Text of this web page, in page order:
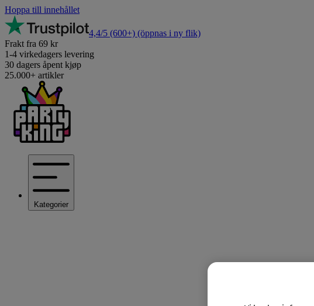
Hoppa till innehållet
4,4/5 (600+) (öppnas i ny flik)
Frakt fra 69 kr
1-4 virkedagers levering
30 dagers åpent kjøp
25.000+ artikler
Kategorier